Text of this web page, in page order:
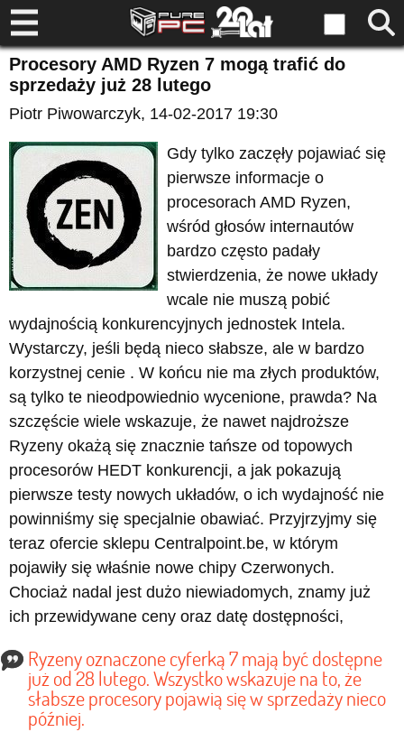
Procesory AMD Ryzen 7 mogą trafić do
sprzedaży już 28 lutego
Piotr Piwowarczyk, 14-02-2017 19:30
Gdy tylko zaczęły pojawiać się
pierwsze informacje o
procesorach AMD Ryzen,
wśród głosów internautów
bardzo często padały
stwierdzenia, że nowe układy
wcale nie muszą pobić
wydajnością konkurencyjnych jednostek Intela.
Wystarczy, jeśli będą nieco słabsze, ale w bardzo
korzystnej cenie . W końcu nie ma złych produktów,
są tylko te nieodpowiednio wycenione, prawda? Na
szczęście wiele wskazuje, że nawet najdroższe
Ryzeny okażą się znacznie tańsze od topowych
procesorów HEDT konkurencji, a jak pokazują
pierwsze testy nowych układów, o ich wydajność nie
powinniśmy się specjalnie obawiać. Przyjrzyjmy się
teraz ofercie sklepu Centralpoint.be, w którym
pojawiły się właśnie nowe chipy Czerwonych.
Chociaż nadal jest dużo niewiadomych, znamy już
ich przewidywane ceny oraz datę dostępności,
Ryzeny oznaczone cyferką 7 mają być dostępne
już od 28 lutego. Wszystko wskazuje na to, że
słabsze procesory pojawią się w sprzedaży nieco
później.